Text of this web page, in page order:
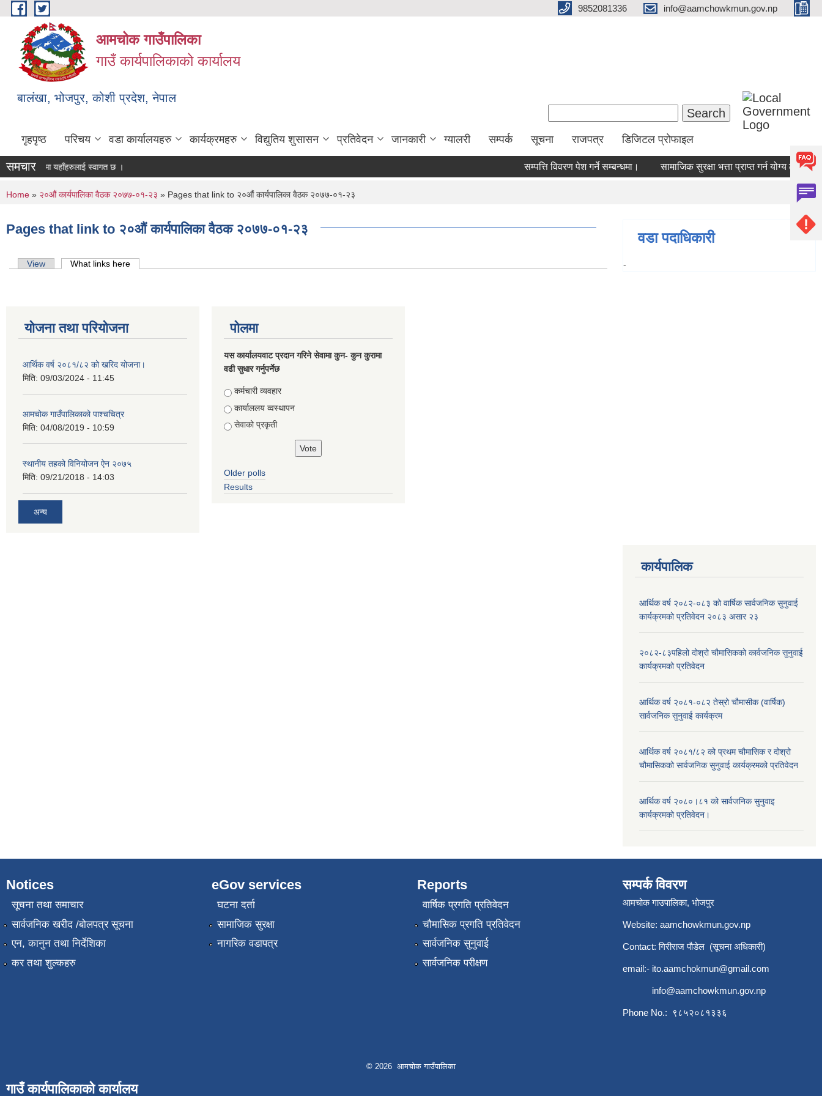
Skip to main content 9852081336 info@aamchowkmun.gov.np
आमचोक गाउँपालिका
गाउँ कार्यपालिकाको कार्यालय
बालंखा, भोजपुर, कोशी प्रदेश, नेपाल
गृहपृष्ठ परिचय वडा कार्यालयहरु कार्यक्रमहरु विद्युतिय शुसासन प्रतिवेदन जानकारी ग्यालरी सम्पर्क सूचना राजपत्र डिजिटल प्रोफाइल
मा यहाँहरुलाई स्वागत छ ।
समचार सम्पत्ति विवरण पेश गर्ने सम्बन्धमा। सामाजिक सुरक्षा भत्ता प्राप्‍त गर्न योग्य
You are here
Home » २०औं कार्यपालिका वैठक २०७७-०१-२३ » Pages that link to २०औं कार्यपालिका वैठक २०७७-०१-२३
Pages that link to २०औं कार्यपालिका वैठक २०७७-०१-२३
Primary tabs
View What links here
वडा पदाधिकारी
-
योजना तथा परियोजना
आर्थिक वर्ष २०८१/८२ को खरिद योजना।
मिति: 09/03/2024 - 11:45
आमचोक गाउँपालिकाको पाश्चचित्र
मिति: 04/08/2019 - 10:59
स्थानीय तहको विनियोजन ऐन २०७५
मिति: 09/21/2018 - 14:03
अन्य
पोलमा
यस कार्यालयवाट प्रदान गरिने सेवामा कुन- कुन कुरामा
वढी सुधार गर्नुपर्नेछ
Choices
कर्मचारी व्यवहार
कार्याललय व्वस्थापन
सेवाको प्रकृती
Older polls
Results
कार्यपालिक
आर्थिक वर्ष २०८२-०८३ को वार्षिक सार्वजनिक सुनुवाई
कार्यक्रमको प्रतिवेदन २०८३ असार २३
२०८२-८३पहिलो दोश्रो चौमासिकको कार्वजनिक सुनुवाई
कार्यक्रमको प्रतिवेदन
आर्थिक वर्ष २०८१-०८२ तेस्रो चौमासीक (वार्षिक)
सार्वजनिक सुनुवाई कार्यक्रम
आर्थिक वर्ष २०८१/८२ को प्रथम चौमासिक र दोश्रो
चौमासिकको सार्वजनिक सुनुवाई कार्यक्रमको प्रतिवेदन
आर्थिक वर्ष २०८०।८१ को सार्वजनिक सुनुवाइ
कार्यक्रमको प्रतिवेदन।
Notices
सूचना तथा समाचार
सार्वजनिक खरीद /बोलपत्र सूचना
एन, कानुन तथा निर्देशिका
कर तथा शुल्कहरु
eGov services
घटना दर्ता
सामाजिक सुरक्षा
नागरिक वडापत्र
Reports
वार्षिक प्रगति प्रतिवेदन
चौमासिक प्रगति प्रतिवेदन
सार्वजनिक सुनुवाई
सार्वजनिक परीक्षण
सम्पर्क विवरण
आमचोक गाउपालिका, भोजपुर
Website: aamchowkmun.gov.np
Contact: गिरीराज पौडेल (सूचना अधिकारी)
email:- ito.aamchokmun@gmail.com
info@aamchowkmun.gov.np
Phone No.: ९८५२०८१३३६
© 2026 आमचोक गाउँपालिका
गाउँ कार्यपालिकाको कार्यालय